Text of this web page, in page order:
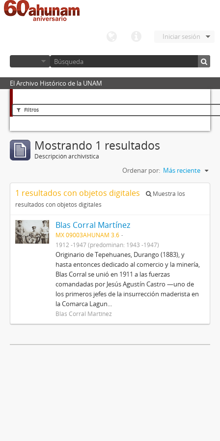
Iniciar sesión
El Archivo Histórico de la UNAM
Filtros
Mostrando 1 resultados
Descripción archivística
Ordenar por: Más reciente
1 resultados con objetos digitales
Muestra los
resultados con objetos digitales
Blas Corral Martínez
MX 09003AHUNAM 3.6
1912 -1947 (predominan: 1943 -1947)
Originario de Tepehuanes, Durango (1883), y
hasta entonces dedicado al comercio y la minería,
Blas Corral se unió en 1911 a las fuerzas
comandadas por Jesús Agustín Castro —uno de
los primeros jefes de la insurrección maderista en
la Comarca Lagun...
Blas Corral Martínez